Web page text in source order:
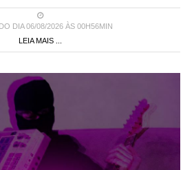
DIA 06/08/2026 ÀS 00H56MIN
LEIA MAIS ...